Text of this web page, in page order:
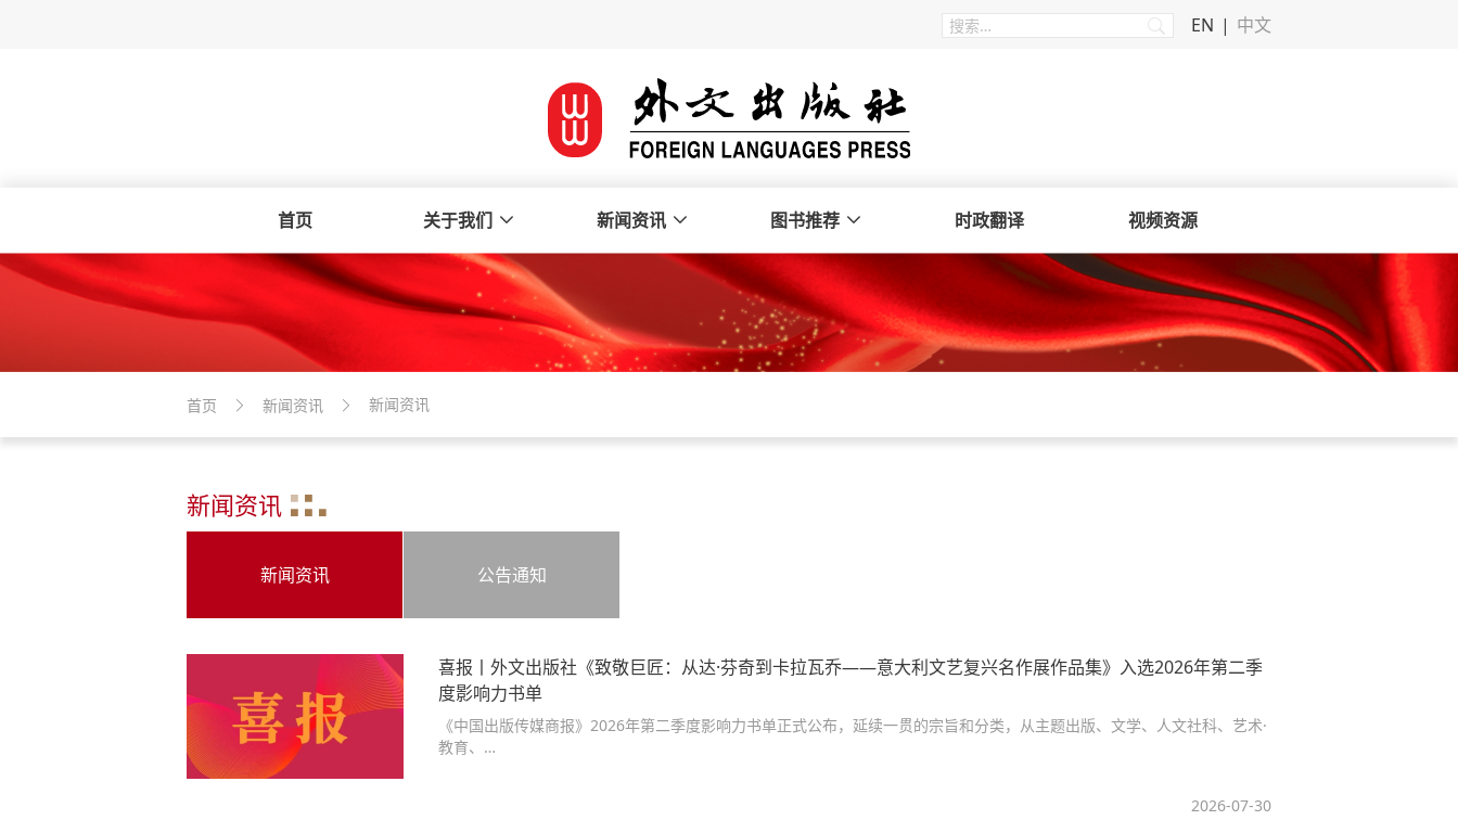
EN 中文
首页 关于我们 新闻资讯 图书推荐 时政翻译 视频资源
首页 新闻资讯 新闻资讯
新闻资讯
新闻资讯 公告通知
喜报丨外文出版社《致敬巨匠：从达·芬奇到卡拉瓦乔——意大利文艺复兴名作展作品集》入选2026年第二季
度影响力书单
《中国出版传媒商报》2026年第二季度影响力书单正式公布，延续一贯的宗旨和分类，从主题出版、文学、人文社科、艺术·
教育、…
2026-07-30